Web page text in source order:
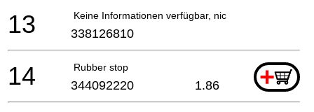
Keine Informationen verfügbar, nicht bestellbar
13 338126810
Rubber stop +
14 344092220 1.86